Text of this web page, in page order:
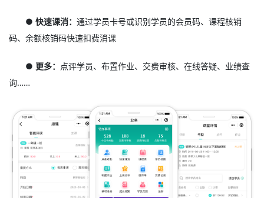
● 快速课消：通过学员卡号或识别学员的会员码、课程核销
码、余额核销码快速扣费消课
● 更多： 点评学员、布置作业、交费审核、在线答疑、业绩查
询……